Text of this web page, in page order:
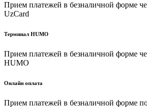
Прием платежей в безналичной форме
UzCard
Терминал HUMO
Прием платежей в безналичной форме
HUMO
Онлайн оплата
Прием платежей в безналичной форме